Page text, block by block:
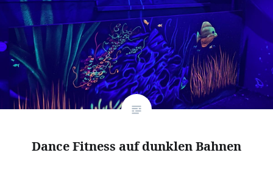
Dance Fitness auf dunklen Bahnen